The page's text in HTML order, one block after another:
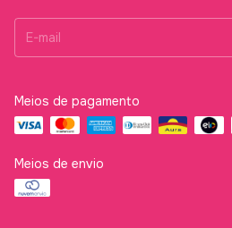
Meios de pagamento
Meios de envio